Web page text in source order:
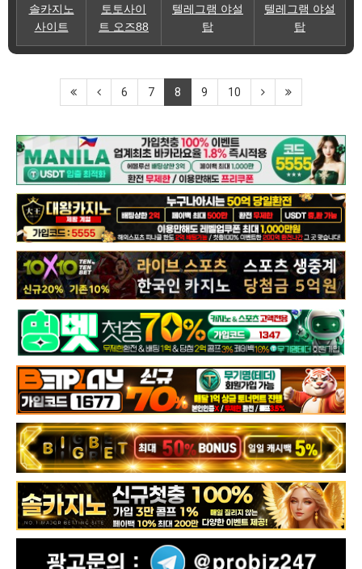
솔카지노
사이트
토토사이
트 오즈88
텔레그램 야설
탑
텔레그램 야설
탑
6 7 8 9 10